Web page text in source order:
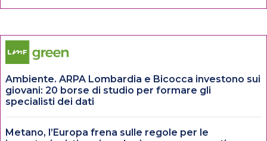
Ambiente. ARPA Lombardia e Bicocca investono sui
giovani: 20 borse di studio per formare gli
specialisti dei dati
Metano, l’Europa frena sulle regole per le